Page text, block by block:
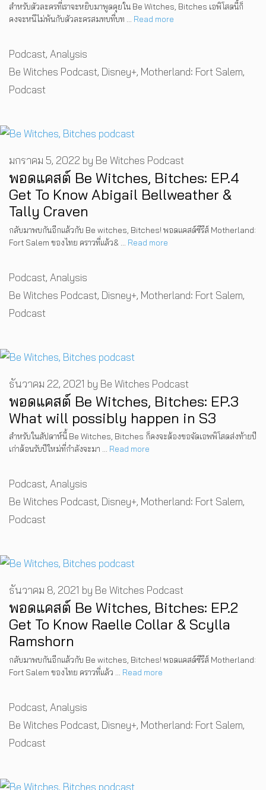
สำหรับตัวละครที่เราจะหยิบมาพูดคุยใน Be Witches, Bitches เอพิโสดนี้ก็
คงจะหนีไม่พ้นกับตัวละครสมทบที่บท … Read more
Categories
Podcast, Analysis
Tags
Be Witches Podcast, Disney+, Motherland: Fort Salem,
Podcast
พอดแคสต์ Be Witches, Bitches: EP.4
Get To Know Abigail Bellweather &
Tally Craven
มกราคม 5, 2022 by Be Witches Podcast
กลับมาพบกันอีกแล้วกับ Be witches, Bitches! พอดแคสต์ซีรีส์ Motherland:
Fort Salem ของไทย คราวที่แล้ว& … Read more
Categories
Podcast, Analysis
Tags
Be Witches Podcast, Disney+, Motherland: Fort Salem,
Podcast
พอดแคสต์ Be Witches, Bitches: EP.3
What will possibly happen in S3
ธันวาคม 22, 2021 by Be Witches Podcast
สำหรับในสัปดาห์นี้ Be Witches, Bitches ก็คงจะต้องขอจัดเอพพิโสดส่งท้ายปี
เก่าต้อนรับปีใหม่ที่กำลังจะมา … Read more
Categories
Podcast, Analysis
Tags
Be Witches Podcast, Disney+, Motherland: Fort Salem,
Podcast
พอดแคสต์ Be Witches, Bitches: EP.2
Get To Know Raelle Collar & Scylla
Ramshorn
ธันวาคม 8, 2021 by Be Witches Podcast
กลับมาพบกันอีกแล้วกับ Be witches, Bitches! พอดแคสต์ซีรีส์ Motherland:
Fort Salem ของไทย คราวที่แล้ว … Read more
Categories
Podcast, Analysis
Tags
Be Witches Podcast, Disney+, Motherland: Fort Salem,
Podcast